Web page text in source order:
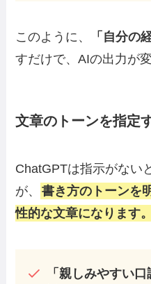
このように、 「自分の
すだけで、AIの出力が
文章のトーンを指定
ChatGPTは指示がない
が、 書き方のトーンを
性的な文章になります。
「親しみやすい